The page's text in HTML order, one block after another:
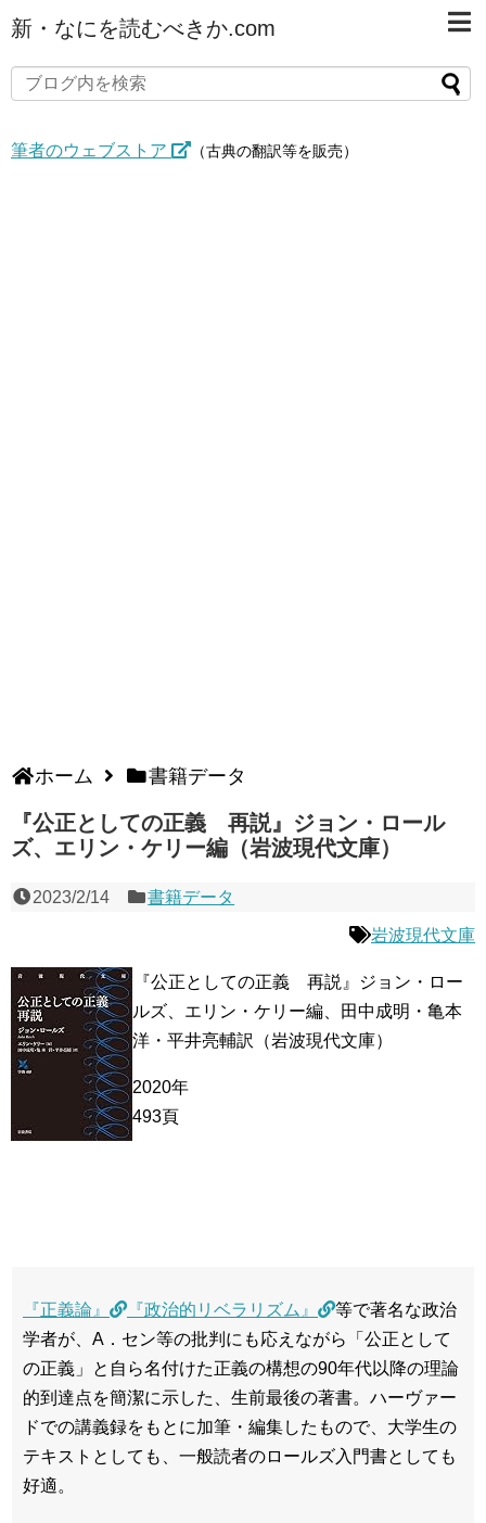
新・なにを読むべきか.com
筆者のウェブストア （古典の翻訳等を販売）
ホーム 書籍データ
『公正としての正義 再説』ジョン・ロール
ズ、エリン・ケリー編（岩波現代文庫）
2023/2/14 書籍データ
岩波現代文庫
『公正としての正義 再説』ジョン・ロー
ルズ、エリン・ケリー編、田中成明・亀本
洋・平井亮輔訳（岩波現代文庫）
2020年
493頁
『正義論』 『政治的リベラリズム』
等で著名な政治
学者が、A．セン等の批判にも応えながら「公正として
の正義」と自ら名付けた正義の構想の90年代以降の理論
的到達点を簡潔に示した、生前最後の著書。ハーヴァー
ドでの講義録をもとに加筆・編集したもので、大学生の
テキストとしても、一般読者のロールズ入門書としても
好適。